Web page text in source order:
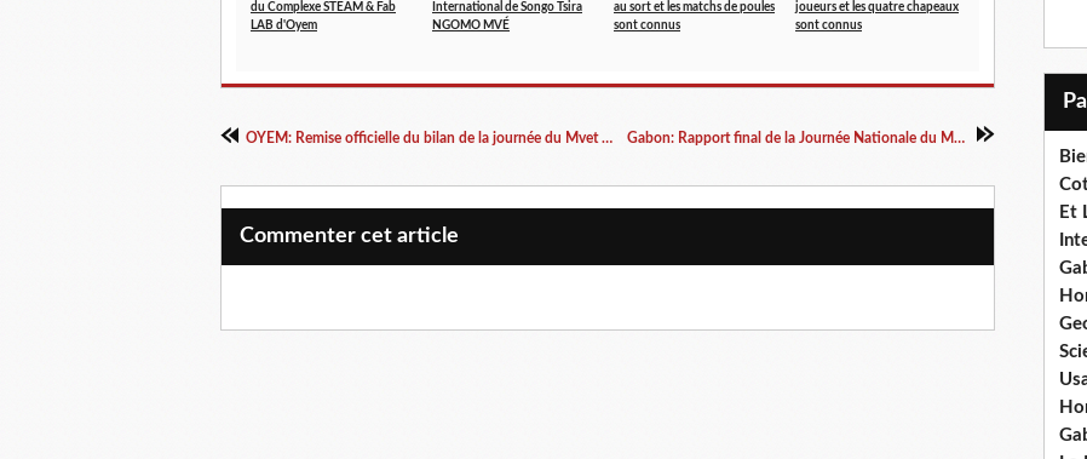
du Complexe STEAM & Fab
LAB d'Oyem
International de Songo Tsira
NGOMO MVÉ
au sort et les matchs de poules
sont connus
joueurs et les quatre chapeaux
sont connus
OYEM: Remise officielle du bilan de la journée du Mvet au Maire Gabon: Rapport final de la Journée Nationale du Mvet 2025
Commenter cet article
Et